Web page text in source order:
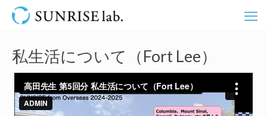
私生活について（Fort Lee）